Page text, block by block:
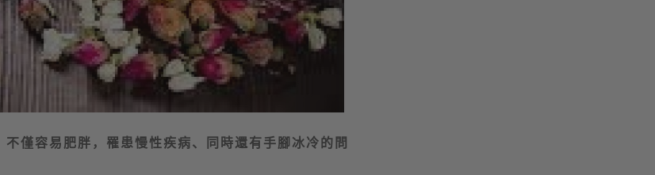
僅容易肥胖，罹患慢性疾病、同時還有手腳冰冷的問